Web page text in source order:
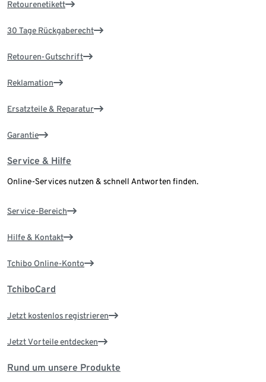
Retourenetikett
30 Tage Rückgaberecht
Retouren-Gutschrift
Reklamation
Ersatzteile & Reparatur
Garantie
Service & Hilfe
Online-Services nutzen & schnell Antworten finden.
Service-Bereich
Hilfe & Kontakt
Tchibo Online-Konto
TchiboCard
Jetzt kostenlos registrieren
Jetzt Vorteile entdecken
Rund um unsere Produkte